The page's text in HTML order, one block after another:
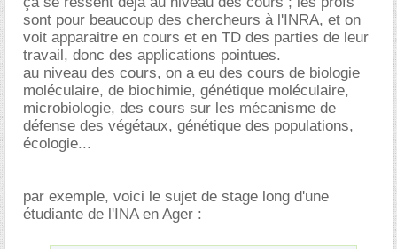
sont pour beaucoup des chercheurs à l'INRA, et on
voit apparaitre en cours et en TD des parties de leur
travail, donc des applications pointues.
au niveau des cours, on a eu des cours de biologie
moléculaire, de biochimie, génétique moléculaire,
microbiologie, des cours sur les mécanisme de
défense des végétaux, génétique des populations,
écologie...
par exemple, voici le sujet de stage long d'une
étudiante de l'INA en Ager :